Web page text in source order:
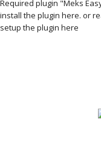
Required plugin "Meks
install the plugin here. or
setup the plugin here